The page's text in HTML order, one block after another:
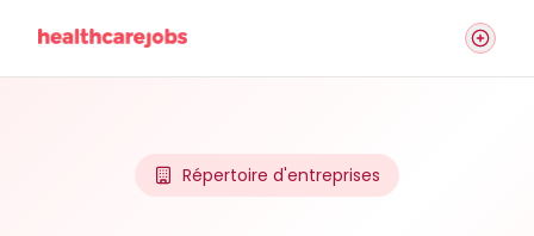
Répertoire d'entreprises